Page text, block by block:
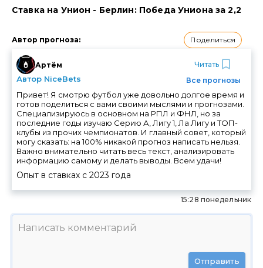
Ставка на Унион - Берлин: Победа Униона за 2,2
Автор прогноза: Поделиться
Артём
Автор NiceBets
Читать
Все прогнозы
Привет! Я смотрю футбол уже довольно долгое время и
готов поделиться с вами своими мыслями и прогнозами.
Специализируюсь в основном на РПЛ и ФНЛ, но за
последние годы изучаю Серию А, Лигу 1, Ла Лигу и ТОП-
клубы из прочих чемпионатов. И главный совет, который
могу сказать: на 100% никакой прогноз написать нельзя.
Важно внимательно читать весь текст, анализировать
информацию самому и делать выводы. Всем удачи!
Опыт в ставках с 2023 года
15:28 понедельник
Отправить